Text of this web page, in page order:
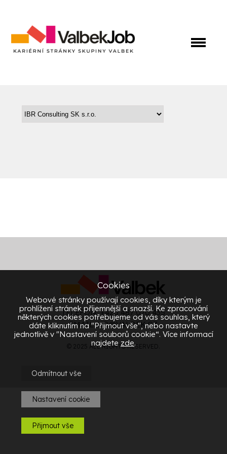
TELEFON: +420 487 070 435
EMAIL:HR@VALBEK.CZ
© 2025 ALL RIGHTS RESERVED.
Cookies
Webové stránky používají cookies, díky kterým je
prohlížení stránek příjemnější a snazší. Ke zpracování
některých cookies potřebujeme od vás souhlas, který
dáte kliknutím na "Přijmout vše", nebo nastavte
jednotlivě v "Nastavení souborů cookie“. Více informací
najdetezde.
Odmítnout vše
Nastavení cookie
Přijmout vše